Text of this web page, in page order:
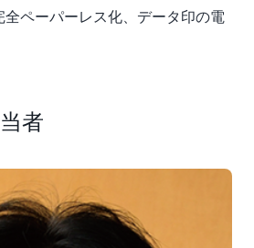
ペーパーレス化、データ印の電
者